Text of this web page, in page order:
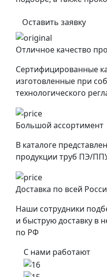
Оставить заявку
Отличное качество
Сертифицированные
изготовленные при
технологического
Большой ассортимент
В каталоге
продукции труб ПЭ/
Доставка по всей
Наши сотрудники
и быструю доставку в
по РФ
С нами работают